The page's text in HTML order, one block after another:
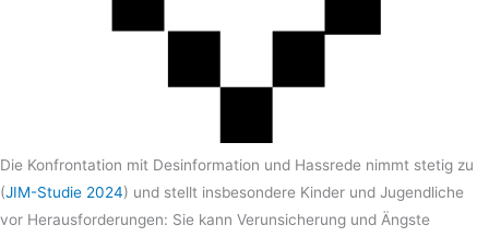
Die Konfrontation mit Desinformation und Hassrede nimmt stetig zu
(JIM-Studie 2024) und stellt insbesondere Kinder und Jugendliche
vor Herausforderungen: Sie kann Verunsicherung und Ängste